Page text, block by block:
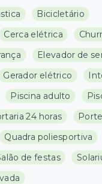
Bicicletário
Cerca elétrica
Elevador de
Gerador elétrico
Piscina adulto
24 horas
Quadra poliesportiva
de festas